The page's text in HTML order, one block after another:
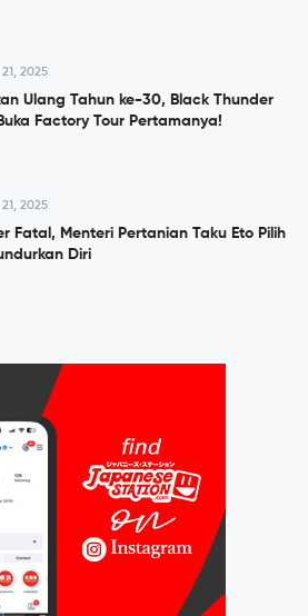
21, 2025
Ulang Tahun ke-30, Black Thunder
Factory Tour Pertamanya!
21, 2025
Fatal, Menteri Pertanian Taku Eto Pilih
Diri